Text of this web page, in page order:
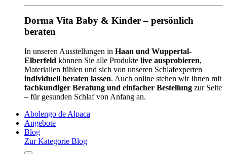
Dorma Vita Baby & Kinder – persönlich
beraten
In unseren Ausstellungen in Haan und Wuppertal-
Elberfeld können Sie alle Produkte live ausprobieren,
Materialien fühlen und sich von unseren Schlafexperten
individuell beraten lassen. Auch online stehen wir Ihnen mit
fachkundiger Beratung und einfacher Bestellung zur Seite
– für gesunden Schlaf von Anfang an.
Abolengo de Alpaca
Angebote
Blog
Zur Kategorie Blog